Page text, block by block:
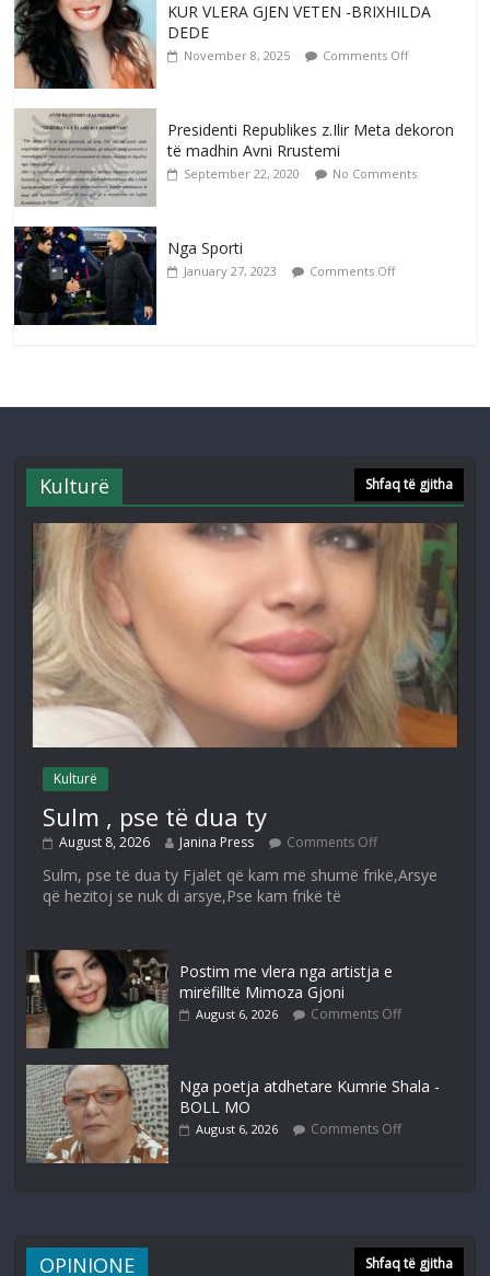
KUR VLERA GJEN VETEN -BRIXHILDA
DEDE
November 8, 2025 Comments Off
Presidenti Republikes z.Ilir Meta dekoron
të madhin Avni Rrustemi
September 22, 2020 No Comments
Nga Sporti
January 27, 2023 Comments Off
Kulturë Shfaq të gjitha
Kulturë
Sulm , pse të dua ty
August 8, 2026 Janina Press Comments Off
Sulm, pse të dua ty Fjalët që kam më shumë frikë,Arsye
që hezitoj se nuk di arsye,Pse kam frikë të
Postim me vlera nga artistja e
mirëfilltë Mimoza Gjoni
August 6, 2026 Comments Off
Nga poetja atdhetare Kumrie Shala -
BOLL MO
August 6, 2026 Comments Off
OPINIONE Shfaq të gjitha